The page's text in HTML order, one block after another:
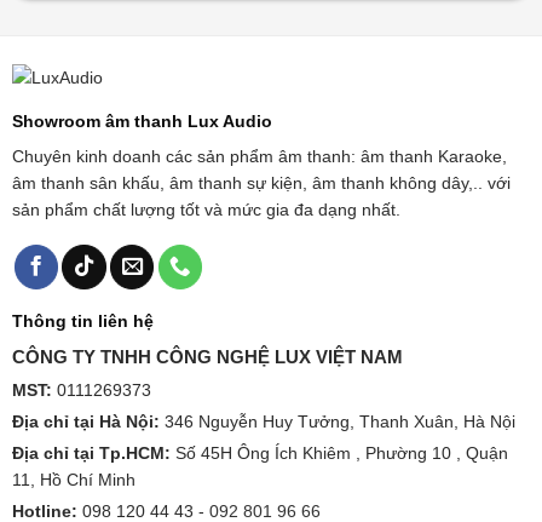
Showroom âm thanh Lux Audio
Chuyên kinh doanh các sản phẩm âm thanh: âm thanh Karaoke,
âm thanh sân khấu, âm thanh sự kiện, âm thanh không dây,.. với
sản phẩm chất lượng tốt và mức gia đa dạng nhất.
Thông tin liên hệ
CÔNG TY TNHH CÔNG NGHỆ LUX VIỆT NAM
MST: 0111269373
Địa chỉ tại Hà Nội: 346 Nguyễn Huy Tưởng, Thanh Xuân, Hà Nội
Địa chỉ tại Tp.HCM: Số 45H Ông Ích Khiêm , Phường 10 , Quận
11, Hồ Chí Minh
Hotline: 098 120 44 43 - 092 801 96 66